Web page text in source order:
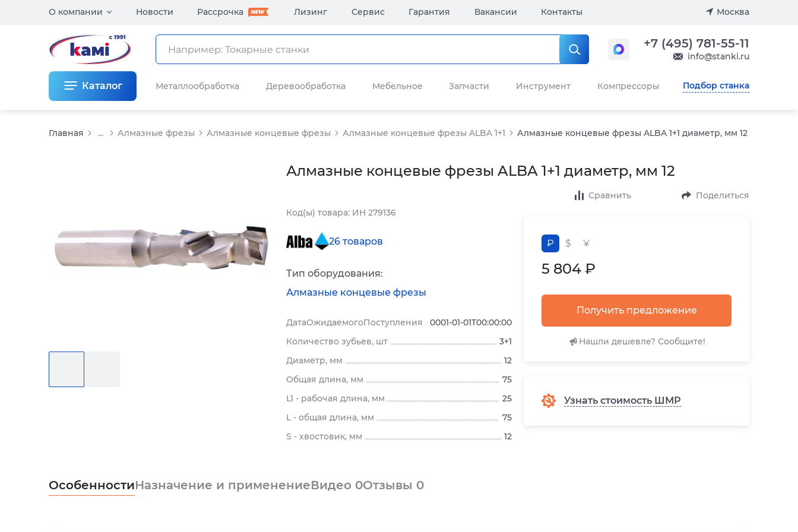
О компании Новости Рассрочка Лизинг Сервис Гарантия Вакансии Контакты Москва
+7 (495) 781-55-11
info@stanki.ru
Каталог Металлообработка Деревообработка Мебельное Запчасти Инструмент Компрессоры Подбор станка
Главная ... Алмазные фрезы Алмазные концевые фрезы Алмазные концевые фрезы ALBA 1+1 Алмазные концевые фрезы ALBA 1+1 диаметр, мм 12
Алмазные концевые фрезы ALBA 1+1 диаметр, мм 12
Код(ы) товара: ИН 279136
Сравнить Поделиться
₽ $ ¥
5 804 ₽
Получить предложение
Нашли дешевле? Сообщите!
Узнать стоимость ШМР
26 товаров
Тип оборудования:
Алмазные концевые фрезы
ДатаОжидаемогоПоступления
0001-01-01T00:00:00
Количество зубьев, шт
3+1
Диаметр, мм
12
Общая длина, мм
75
L1 - рабочая длина, мм
25
L - общая длина, мм
75
S - хвостовик, мм
12
ОсобенностиНазначение и применениеВидео 0Отзывы 0